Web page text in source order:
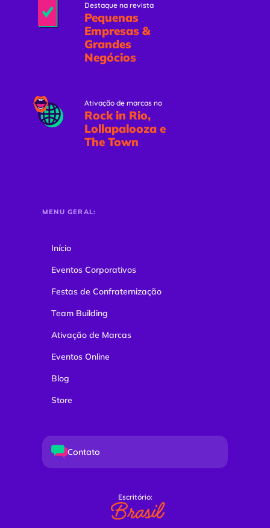
Destaque na revista
Pequenas
Empresas &
Grandes
Negócios
Ativação de marcas no
Rock in Rio,
Lollapalooza e
The Town
MENU GERAL:
Início
Eventos Corporativos
Festas de Confraternização
Team Building
Ativação de Marcas
Eventos Online
Blog
Store
Contato
Escritório:
Brasil